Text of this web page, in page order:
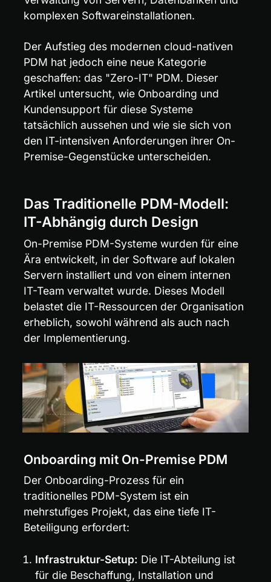
komplexen Softwareinstallationen.
Der Aufstieg des modernen cloud-nativen
PDM hat jedoch eine neue Kategorie
geschaffen: das "Zero-IT" PDM. Dieser
Artikel untersucht, wie Onboarding und
Kundensupport für diese Systeme
tatsächlich aussehen und wie sie sich von
den IT-intensiven Anforderungen ihrer On-
Premise-Gegenstücke unterscheiden.
Das Traditionelle PDM-Modell:
IT-Abhängig durch Design
On-Premise PDM-Systeme wurden für eine
Ära entwickelt, in der Software auf lokalen
Servern installiert und von einem internen
IT-Team verwaltet wurde. Dieses Modell
belastet die IT-Ressourcen der Organisation
erheblich, sowohl während als auch nach
der Implementierung.
Onboarding mit On-Premise PDM
Der Onboarding-Prozess für ein
traditionelles PDM-System ist ein
mehrstufiges Projekt, das eine tiefe IT-
Beteiligung erfordert:
Infrastruktur-Setup: Die IT-Abteilung ist
für die Beschaffung, Installation und